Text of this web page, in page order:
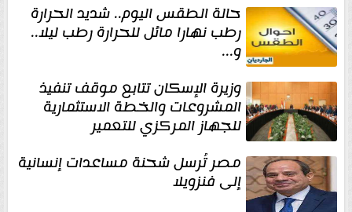
حالة الطقس اليوم.. شديد الحرارة
رطب نهارا مائل للحرارة رطب ليلا..
و...
وزيرة الإسكان تتابع موقف تنفيذ
المشروعات والخطة الاستثمارية
للجهاز المركزي للتعمير
مصر تُرسل شحنة مساعدات إنسانية
إلى فنزويلا